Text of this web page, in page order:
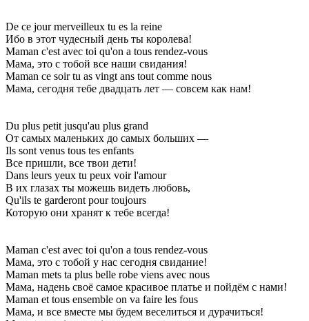
De ce jour merveilleux tu es la reine
Ибо в этот чудесный день ты королева!
Maman c'est avec toi qu'on a tous rendez-vous
Мама, это с тобой все наши свидания!
Maman ce soir tu as vingt ans tout comme nous
Мама, сегодня тебе двадцать лет — совсем как нам!
Du plus petit jusqu'au plus grand
От самых маленьких до самых больших —
Ils sont venus tous tes enfants
Все пришли, все твои дети!
Dans leurs yeux tu peux voir l'amour
В их глазах ты можешь видеть любовь,
Qu'ils te garderont pour toujours
Которую они хранят к тебе всегда!
Maman c'est avec toi qu'on a tous rendez-vous
Мама, это с тобой у нас сегодня свидание!
Maman mets ta plus belle robe viens avec nous
Мама, надень своё самое красивое платье и пойдём с нами!
Maman et tous ensemble on va faire les fous
Мама, и все вместе мы будем веселиться и дурачиться!